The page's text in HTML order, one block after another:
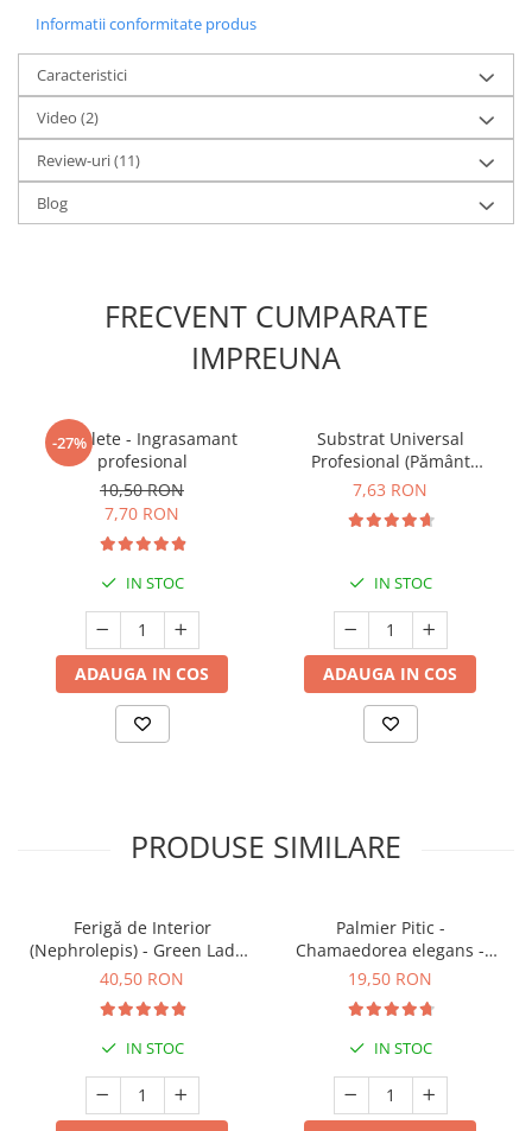
Informatii conformitate produs
Caracteristici
Video (2)
Review-uri(11)
Blog
FRECVENT CUMPARATE
IMPREUNA
-27%
5 Tablete - Ingrasamant
profesional
10,50 RON
7,70 RON
IN STOC
ADAUGA IN COS
Substrat Universal
Profesional (Pământ
Premium) - 5 L
7,63 RON
IN STOC
ADAUGA IN COS
PRODUSE SIMILARE
Ferigă de Interior
(Nephrolepis) - Green Lady -
35cm
40,50 RON
IN STOC
Palmier Pitic -
Chamaedorea elegans -
30cm
19,50 RON
IN STOC